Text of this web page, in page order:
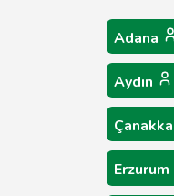
Adana
Aydın
Erzurum